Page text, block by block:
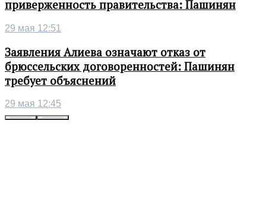
приверженность правительства: Пашинян
29 мая 12:51
Заявления Алиева означают отказ от
брюссельских договоренностей: Пашинян
требует объяснений
29 мая 12:45